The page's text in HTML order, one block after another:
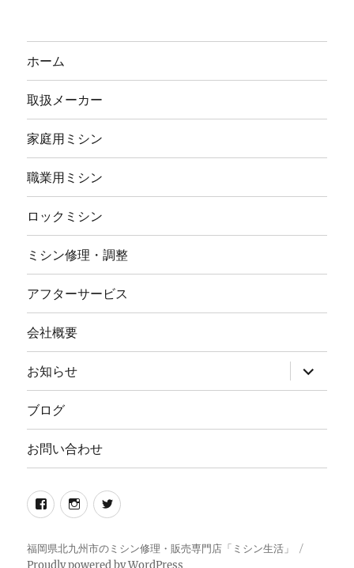
ホーム
取扱メーカー
家庭用ミシン
職業用ミシン
ロックミシン
ミシン修理・調整
アフターサービス
会社概要
お知らせ
ブ
メ
ー
開
ブログ
お問い合わせ
Facebook
イ
ス
twitter
福岡県北九州市のミシン修理・販売専門店「ミシン生活」